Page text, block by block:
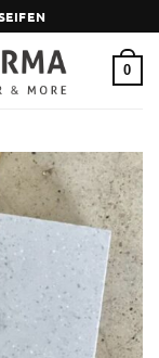
0